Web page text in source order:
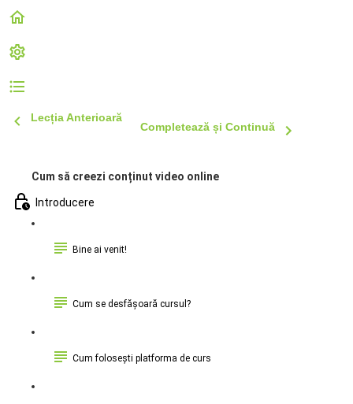
Lecția Anterioară
Completează și Continuă
Cum să creezi conținut video online
Introducere
Bine ai venit!
Cum se desfășoară cursul?
Cum folosești platforma de curs